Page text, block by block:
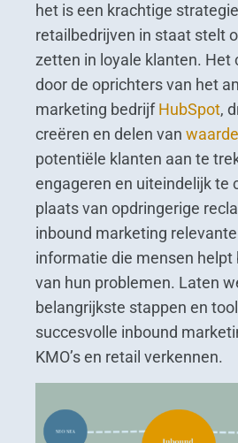
het is een krachtige strategie
retailbedrijven in staat stelt
zetten in loyale klanten. Het
door de oprichters van het
marketing bedrijfHubSpot,
creëren en delen van
potentiële klanten aan te
engageren en uiteindelijk te
plaats van opdringerige
inbound marketing
informatie die mensen helpt
van hun problemen. Laten
belangrijkste stappen en
succesvolle inbound
KMO’s en retail verkennen.